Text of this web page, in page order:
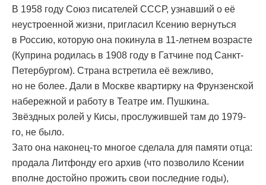
В 1958 году Союз писателей СССР, узнавший о её
неустроенной жизни, пригласил Ксению вернуться
в Россию, которую она покинула в 11-летнем возрасте
(Куприна родилась в 1908 году в Гатчине под Санкт-
Петербургом). Страна встретила её вежливо,
но не более. Дали в Москве квартирку на Фрунзенской
набережной и работу в Театре им. Пушкина.
Звёздных ролей у Кисы, прослужившей там до 1979-
го, не было.
Зато она наконец-то многое сделала для памяти отца:
продала Литфонду его архив (что позволило Ксении
вполне достойно прожить свои последние годы),